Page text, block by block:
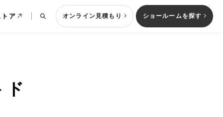
ア オンライン見積もり ショールームを探す
ド